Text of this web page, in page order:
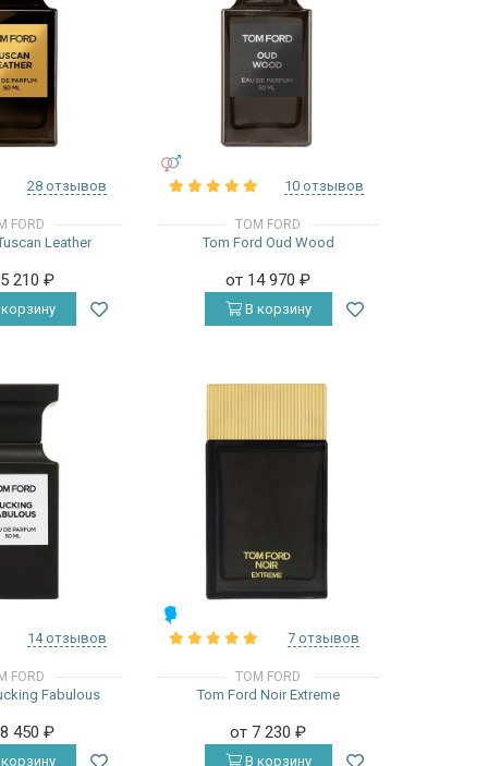
28 отзывов
FORD
Leather
210₽
10 отзывов
TOM FORD
Tom Ford Oud Wood
от 14 970₽
В корзину
14 отзывов
FORD
Fabulous
450₽
7 отзывов
TOM FORD
Tom Ford Noir Extreme
от 7 230₽
В корзину